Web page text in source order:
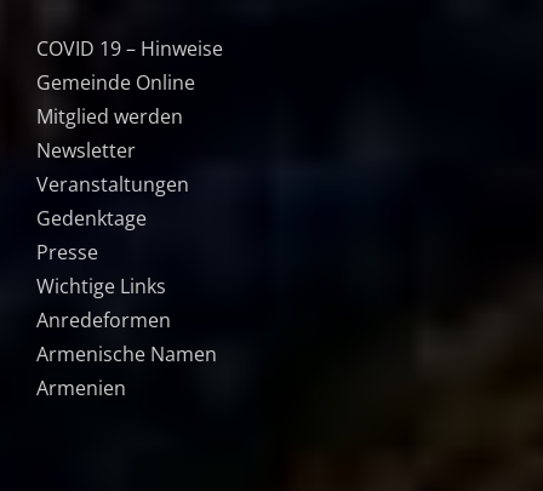
COVID 19 – Hinweise
Gemeinde Online
Mitglied werden
Newsletter
Veranstaltungen
Gedenktage
Presse
Wichtige Links
Anredeformen
Armenische Namen
Armenien